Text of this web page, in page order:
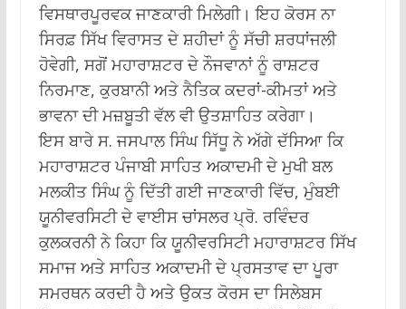
ਵਿਸਥਾਰਪੂਰਵਕ ਜਾਣਕਾਰੀ ਮਿਲੇਗੀ। ਇਹ ਕੋਰਸ ਨਾ
ਸਿਰਫ਼ ਸਿੱਖ ਵਿਰਾਸਤ ਦੇ ਸ਼ਹੀਦਾਂ ਨੂੰ ਸੱਚੀ ਸ਼ਰਧਾਂਜਲੀ
ਹੋਵੇਗੀ, ਸਗੋਂ ਮਹਾਰਾਸ਼ਟਰ ਦੇ ਨੌਜਵਾਨਾਂ ਨੂੰ ਰਾਸ਼ਟਰ
ਨਿਰਮਾਣ, ਕੁਰਬਾਨੀ ਅਤੇ ਨੈਤਿਕ ਕਦਰਾਂ-ਕੀਮਤਾਂ ਅਤੇ
ਭਾਵਨਾ ਦੀ ਮਜ਼ਬੂਤੀ ਵੱਲ ਵੀ ਉਤਸ਼ਾਹਿਤ ਕਰੇਗਾ।
ਇਸ ਬਾਰੇ ਸ. ਜਸਪਾਲ ਸਿੰਘ ਸਿੱਧੂ ਨੇ ਅੱਗੇ ਦੱਸਿਆ ਕਿ
ਮਹਾਰਾਸ਼ਟਰ ਪੰਜਾਬੀ ਸਾਹਿਤ ਅਕਾਦਮੀ ਦੇ ਮੁਖੀ ਬਲ
ਮਲਕੀਤ ਸਿੰਘ ਨੂੰ ਦਿੱਤੀ ਗਈ ਜਾਣਕਾਰੀ ਵਿੱਚ, ਮੁੰਬਈ
ਯੂਨੀਵਰਸਿਟੀ ਦੇ ਵਾਈਸ ਚਾਂਸਲਰ ਪ੍ਰੋ. ਰਵਿੰਦਰ
ਕੁਲਕਰਨੀ ਨੇ ਕਿਹਾ ਕਿ ਯੂਨੀਵਰਸਿਟੀ ਮਹਾਰਾਸ਼ਟਰ ਸਿੱਖ
ਸਮਾਜ ਅਤੇ ਸਾਹਿਤ ਅਕਾਦਮੀ ਦੇ ਪ੍ਰਸਤਾਵ ਦਾ ਪੂਰਾ
ਸਮਰਥਨ ਕਰਦੀ ਹੈ ਅਤੇ ਉਕਤ ਕੋਰਸ ਦਾ ਸਿਲੇਬਸ